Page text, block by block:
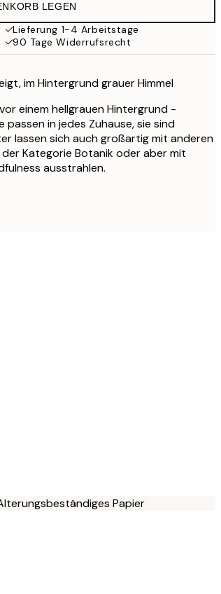
27,45 €
LEGEN
Lieferung 1-4 Arbeitstage
90 Tage Widerrufsrecht
im Hintergrund grauer Himmel
einem hellgrauen Hintergrund -
in jedes Zuhause, sie sind
lassen sich auch großartig mit anderen
Kategorie Botanik oder aber mit
ausstrahlen.
Papier